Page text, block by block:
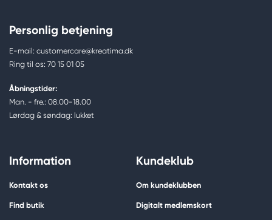
Personlig betjening
E-mail: customercare@kreatima.dk
Ring til os: 70 15 01 05
Åbningstider:
Man. - fre.: 08.00-18.00
Lørdag & søndag: lukket
Information
Kontakt os
Find butik
Kundeklub
Om kundeklubben
Digitalt medlemskort